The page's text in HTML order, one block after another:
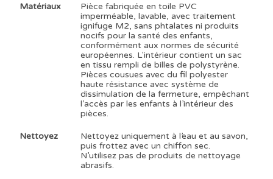
Matériaux
Pièce fabriquée en toile PVC
imperméable, lavable, avec traitement
ignifuge M2, sans phtalates ni produits
nocifs pour la santé des enfants,
conformément aux normes de sécurité
européennes. L'intérieur contient un sac
en tissu rempli de billes de polystyrène.
Pièces cousues avec du fil polyester
haute résistance avec système de
dissimulation de la fermeture, empêchant
l’accès par les enfants à l’intérieur des
pièces.
Nettoyez
Nettoyez uniquement à l’eau et au savon,
puis frottez avec un chiffon sec.
N’utilisez pas de produits de nettoyage
abrasifs.